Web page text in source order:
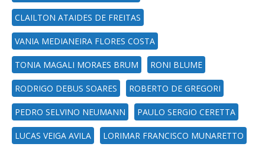
CLAILTON ATAIDES DE FREITAS
VANIA MEDIANEIRA FLORES COSTA
TONIA MAGALI MORAES BRUM RONI BLUME
RODRIGO DEBUS SOARES ROBERTO DE GREGORI
PEDRO SELVINO NEUMANN PAULO SERGIO CERETTA
LUCAS VEIGA AVILA LORIMAR FRANCISCO MUNARETTO